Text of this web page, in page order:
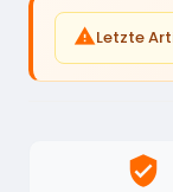
Letzte
verified_user